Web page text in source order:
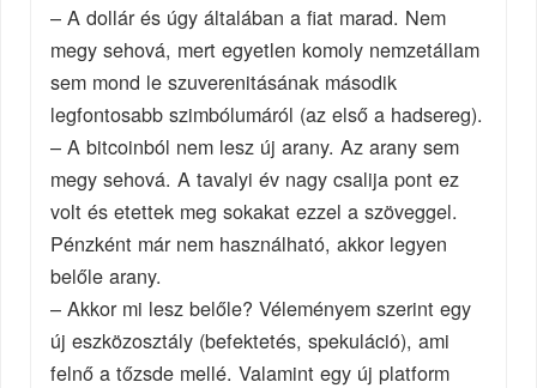
– A dollár és úgy általában a fiat marad. Nem
megy sehová, mert egyetlen komoly nemzetállam
sem mond le szuverenitásának második
legfontosabb szimbólumáról (az első a hadsereg).
– A bitcoinból nem lesz új arany. Az arany sem
megy sehová. A tavalyi év nagy csalija pont ez
volt és etettek meg sokakat ezzel a szöveggel.
Pénzként már nem használható, akkor legyen
belőle arany.
– Akkor mi lesz belőle? Véleményem szerint egy
új eszközosztály (befektetés, spekuláció), ami
felnő a tőzsde mellé. Valamint egy új platform